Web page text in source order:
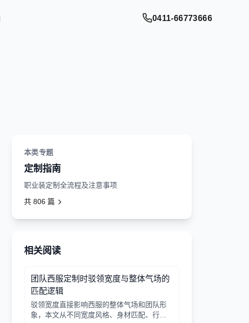
0411-66773666
本类专题
定制指南
职业装定制全流程及注意事项
共 806 篇
相关阅读
团队西服定制时驳领宽度与整体气场的
匹配逻辑
驳领宽度直接影响西服的整体气场和团队形
象，本文从不同宽度风格、身材匹配、行业